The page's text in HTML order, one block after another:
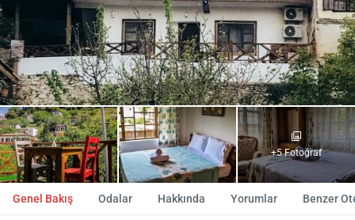
+5 Fotoğraf
Genel Bakış Odalar Hakkında Yorumlar Benzer